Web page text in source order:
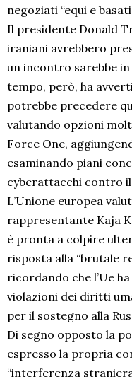
negoziati “equi e
Il presidente Donald
iraniani avrebbero
un incontro sarebbe
tempo, però, ha
potrebbe precedere
valutando opzioni
Force One,
esaminando piani
cyberattacchi contro
L’Unione europea
rappresentante Kaja
è pronta a colpire
risposta alla “brutale
ricordando che l’Ue
violazioni dei diritti
per il sostegno alla
Di segno opposto la
espresso la propria
“interferenza